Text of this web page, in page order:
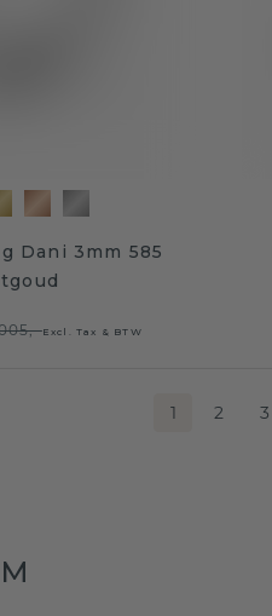
Dani 3mm 585
Excl. Tax & BTW
1 2 3